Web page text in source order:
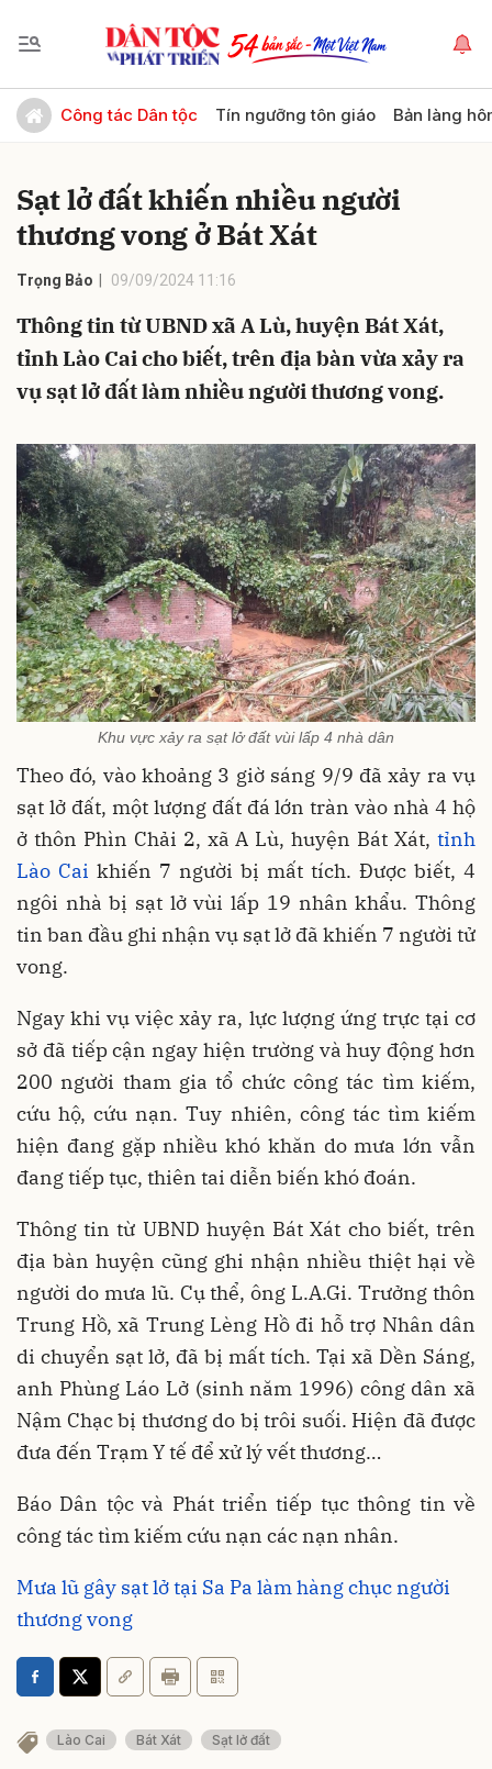
Công tác Dân tộc Tín ngưỡng tôn giáo Bản làng
Sạt lở đất khiến nhiều người
thương vong ở Bát Xát
Trọng Bảo 09/09/2024 11:16
Thông tin từ UBND xã A Lù, huyện Bát Xát,
tỉnh Lào Cai cho biết, trên địa bàn vừa xảy ra
vụ sạt lở đất làm nhiều người thương vong.
Khu vực xảy ra sạt lở đất vùi lấp 4 nhà dân
Theo đó, vào khoảng 3 giờ sáng 9/9 đã xảy ra vụ
sạt lở đất, một lượng đất đá lớn tràn vào nhà 4 hộ
ở thôn Phìn Chải 2, xã A Lù, huyện Bát Xát,tỉnh
Lào Cai khiến 7 người bị mất tích. Được biết, 4
ngôi nhà bị sạt lở vùi lấp 19 nhân khẩu. Thông
tin ban đầu ghi nhận vụ sạt lở đã khiến 7 người tử
vong.
Ngay khi vụ việc xảy ra, lực lượng ứng trực tại cơ
sở đã tiếp cận ngay hiện trường và huy động hơn
200 người tham gia tổ chức công tác tìm kiếm,
cứu hộ, cứu nạn. Tuy nhiên, công tác tìm kiếm
hiện đang gặp nhiều khó khăn do mưa lớn vẫn
đang tiếp tục, thiên tai diễn biến khó đoán.
Thông tin từ UBND huyện Bát Xát cho biết, trên
địa bàn huyện cũng ghi nhận nhiều thiệt hại về
người do mưa lũ. Cụ thể, ông L.A.Gi. Trưởng thôn
Trung Hồ, xã Trung Lèng Hồ đi hỗ trợ Nhân dân
di chuyển sạt lở, đã bị mất tích. Tại xã Dền Sáng,
anh Phùng Láo Lở (sinh năm 1996) công dân xã
Nậm Chạc bị thương do bị trôi suối. Hiện đã được
đưa đến Trạm Y tế để xử lý vết thương…
Báo Dân tộc và Phát triển tiếp tục thông tin về
công tác tìm kiếm cứu nạn các nạn nhân.
Mưa lũ gây sạt lở tại Sa Pa làm hàng chục người
thương vong
Lào Cai Bát Xát Sạt lở đất
Gửi bình luận
Hủy Gửi